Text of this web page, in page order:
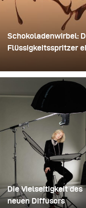
Schokoladenwirbel:
Flüssigkeitsspritzer
günstiger Einweg-
entfernte die
jedes einzelnen
auf einen Bohrer.
rotierende
aufnehmen und
Die Vielseitigkeit des
neuen Diffusors